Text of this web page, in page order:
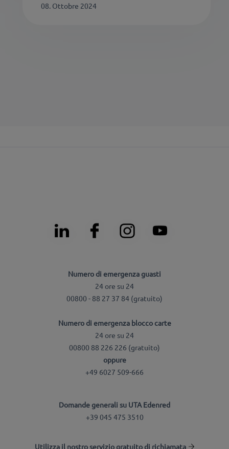
08. Ottobre 2024
Numero di emergenza guasti
24 ore su 24
00800 - 88 27 37 84 (gratuito)
Numero di emergenza blocco carte
24 ore su 24
00800 88 226 226 (gratuito)
oppure
+49 6027 509-666
Domande generali su UTA Edenred
+39 045 475 3510
Utilizza il nostro servizio gratuito di richiamata